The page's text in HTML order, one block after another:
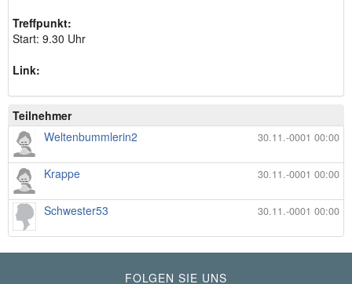
Treffpunkt:
Start: 9.30 Uhr
Link:
Teilnehmer
30.11.-0001 00:00
Weltenbummlerin2
30.11.-0001 00:00
Krappe
30.11.-0001 00:00
Schwester53
FOLGEN SIE UNS